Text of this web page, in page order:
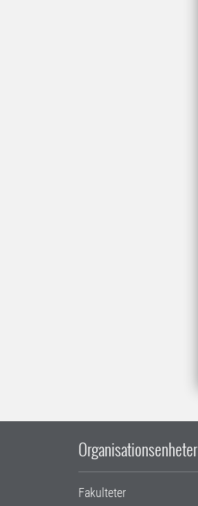
Organisationsenheter
Fakulteter